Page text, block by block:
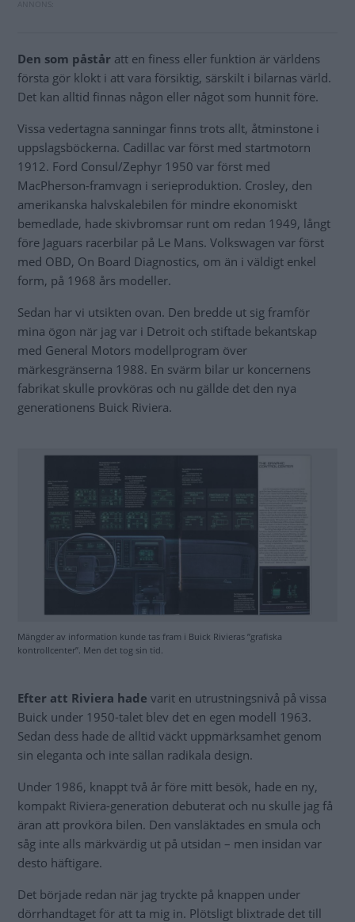
Den som påstår att en finess eller funktion är världens
första gör klokt i att vara försiktig, särskilt i bilarnas värld.
Det kan alltid finnas någon eller något som hunnit före.
Vissa vedertagna sanningar finns trots allt, åtminstone i
uppslagsböckerna. Cadillac var först med startmotorn
1912. Ford Consul/Zephyr 1950 var först med
MacPherson-framvagn i serieproduktion. Crosley, den
amerikanska halvskalebilen för mindre ekonomiskt
bemedlade, hade skivbromsar runt om redan 1949, långt
före Jaguars racerbilar på Le Mans. Volkswagen var först
med OBD, On Board Diagnostics, om än i väldigt enkel
form, på 1968 års modeller.
Sedan har vi utsikten ovan. Den bredde ut sig framför
mina ögon när jag var i Detroit och stiftade bekantskap
med General Motors modellprogram över
märkesgränserna 1988. En svärm bilar ur koncernens
fabrikat skulle provköras och nu gällde det den nya
generationens Buick Riviera.
Mängder av information kunde tas fram i Buick Rivieras ”grafiska
kontrollcenter”. Men det tog sin tid.
Efter att Riviera hade varit en utrustningsnivå på vissa
Buick under 1950-talet blev det en egen modell 1963.
Sedan dess hade de alltid väckt uppmärksamhet genom
sin eleganta och inte sällan radikala design.
Under 1986, knappt två år före mitt besök, hade en ny,
kompakt Riviera-generation debuterat och nu skulle jag få
äran att provköra bilen. Den vansläktades en smula och
såg inte alls märkvärdig ut på utsidan – men insidan var
desto häftigare.
Det började redan när jag tryckte på knappen under
dörrhandtaget för att ta mig in. Plötsligt blixtrade det till